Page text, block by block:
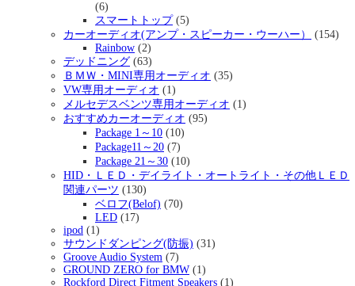
(6)
スマートトップ(5)
カーオーディオ(アンプ・スピーカー・ウーハー）
(154)
Rainbow (2)
デッドニング (63)
ＢＭＷ・MINI専用オーディオ (35)
VW専用オーディオ (1)
メルセデスベンツ専用オーディオ (1)
おすすめカーオーディオ (95)
Package 1～10 (10)
Package11～20 (7)
Package 21～30 (10)
HID・ＬＥＤ・デイライト・オートライト・その他ＬＥＤ
関連パーツ (130)
ベロフ(Belof) (70)
LED (17)
ipod (1)
サウンドダンピング(防振) (31)
Groove Audio System (7)
GROUND ZERO for BMW (1)
Rockford Direct Fitment Speakers (1)